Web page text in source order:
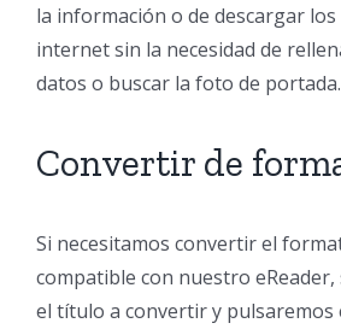
la información o de descargar
internet sin la necesidad de
datos o buscar la foto de portada.
Convertir de
Si necesitamos convertir el
compatible con nuestro eReader,
el título a convertir y pulsaremos